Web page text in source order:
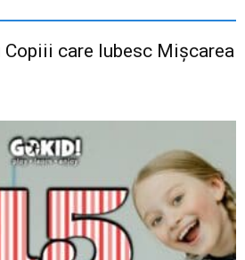
Copiii care Iubesc Mișcarea